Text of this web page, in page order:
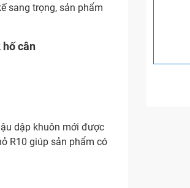
sang trọng, sản phẩm
cân
dập khuôn mới được
R10 giúp sản phẩm có